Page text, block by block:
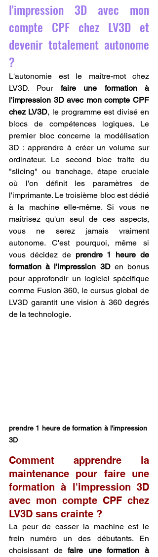
l'impression 3D avec mon
compte CPF chez LV3D et
devenir totalement autonome
?
L'autonomie est le maître-mot chez
LV3D. Pour faire une formation à
l'impression 3D avec mon compte CPF
chez LV3D, le programme est divisé en
blocs de compétences logiques. Le
premier bloc concerne la modélisation
3D : apprendre à créer un volume sur
ordinateur. Le second bloc traite du
"slicing" ou tranchage, étape cruciale
où l'on définit les paramètres de
l'imprimante. Le troisième bloc est dédié
à la machine elle-même. Si vous ne
maîtrisez qu'un seul de ces aspects,
vous ne serez jamais vraiment
autonome. C'est pourquoi, même si
vous décidez de prendre 1 heure de
formation à l'impression 3D en bonus
pour approfondir un logiciel spécifique
comme Fusion 360, le cursus global de
LV3D garantit une vision à 360 degrés
de la technologie.
prendre 1 heure de formation à l'impression
3D
Comment apprendre la
maintenance pour faire une
formation à l'impression 3D
avec mon compte CPF chez
LV3D sans crainte ?
La peur de casser la machine est le
frein numéro un des débutants. En
choisissant de faire une formation à